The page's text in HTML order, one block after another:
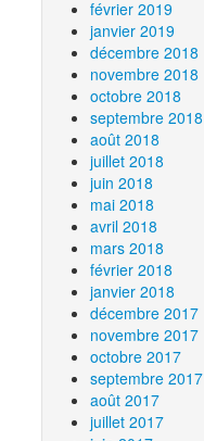
février 2019
janvier 2019
décembre 2018
novembre 2018
octobre 2018
septembre 2018
août 2018
juillet 2018
juin 2018
mai 2018
avril 2018
mars 2018
février 2018
janvier 2018
décembre 2017
novembre 2017
octobre 2017
septembre 2017
août 2017
juillet 2017